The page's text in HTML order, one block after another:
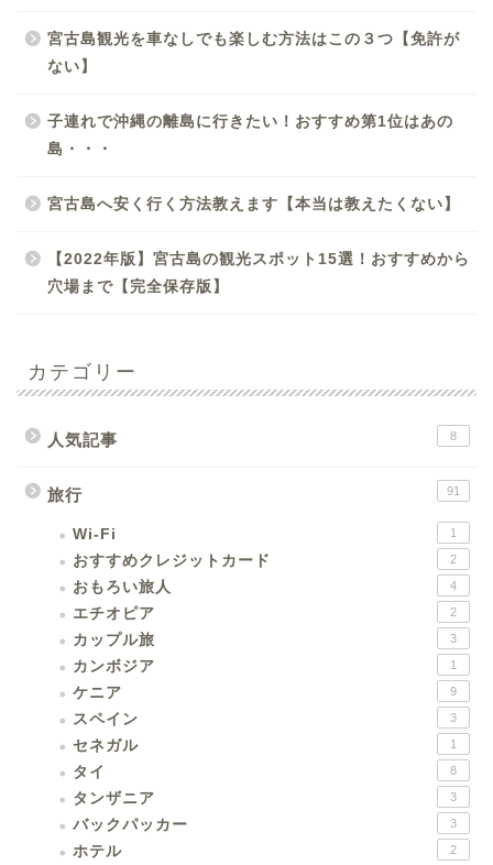
宮古島観光を車なしでも楽しむ方法はこの３つ【免許が
ない】
子連れで沖縄の離島に行きたい！おすすめ第1位はあの
島・・・
宮古島へ安く行く方法教えます【本当は教えたくない】
【2022年版】宮古島の観光スポット15選！おすすめから
穴場まで【完全保存版】
カテゴリー
人気記事 8
旅行 91
Wi-Fi 1
おすすめクレジットカード 2
おもろい旅人 4
エチオピア 2
カップル旅 3
カンボジア 1
ケニア 9
スペイン 3
セネガル 1
タイ 8
タンザニア 3
バックパッカー 3
ホテル 2